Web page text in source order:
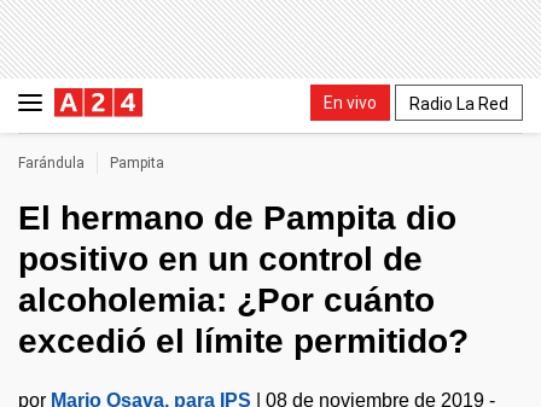
En vivo Radio La Red
Farándula Pampita
El hermano de Pampita dio
positivo en un control de
alcoholemia: ¿Por cuánto
excedió el límite permitido?
por Mario Osava, para IPS
08 de noviembre de 2019 -